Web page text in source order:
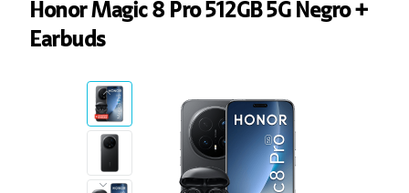
Honor Magic 8 Pro 512GB 5G Negro +
Earbuds